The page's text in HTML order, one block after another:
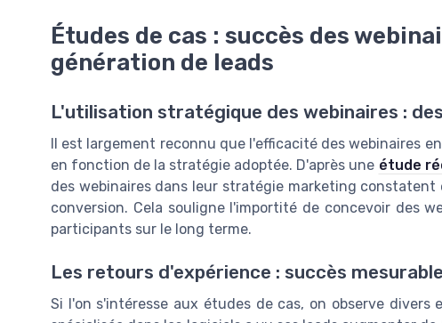
Études de cas : succès des
génération de leads
L'utilisation stratégique des webinaires :
Il est largement reconnu que l'efficacité des webinaires
en fonction de la stratégie adoptée. D'après une étude
des webinaires dans leur stratégie marketing
conversion. Cela souligne l'importité de concevoir des
participants sur le long terme.
Les retours d'expérience : succès
Si l'on s'intéresse aux études de cas, on observe divers